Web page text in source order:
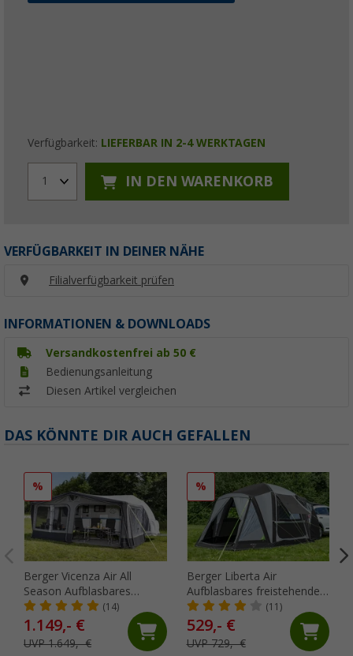
Verfügbarkeit: LIEFERBAR IN 2-4 WERKTAGEN
1 IN DEN WARENKORB
VERFÜGBARKEIT IN DEINER NÄHE
Filialverfügbarkeit prüfen
INFORMATIONEN & DOWNLOADS
Versandkostenfrei ab 50 €
Bedienungsanleitung
Diesen Artikel vergleichen
DAS KÖNNTE DIR AUCH GEFALLEN
%
Berger Vicenza Air All
Season Aufblasbares
Reisevorzelt für
Wohnwagen (Größe 15),
Umlaufmaß 971 - 1000 cm
(14)
1.149,- €
UVP 1.649,- €
%
Berger Liberta Air
Aufblasbares freistehendes
Pkw Heckzelt, Anbauhöhe
150 - 180 cm
(11)
529,- €
UVP 729,- €